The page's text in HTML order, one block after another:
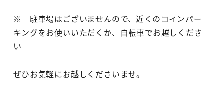
※ 駐車場はございませんので、近くのコインパー
キングをお使いいただくか、自転車でお越しくださ
い
ぜひお気軽にお越しくださいませ。